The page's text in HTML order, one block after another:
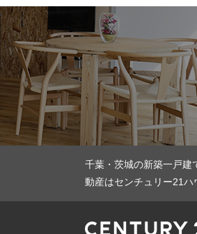
千葉・茨城の新築一戸建
動産はセンチュリー21ハ